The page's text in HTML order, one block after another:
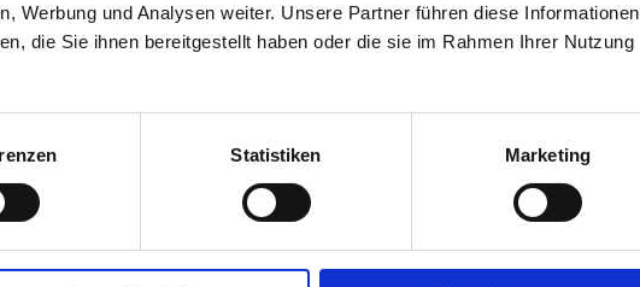
Werbung und Analysen weiter. Unsere Partner führen diese Informationen
die Sie ihnen bereitgestellt haben oder die sie im Rahmen Ihrer Nutzung
Statistiken Marketing
Das ist auf jeden Fall einen
in dem viele kleine Apfelbäume zum
verschiedenen Kletterstationen
er zu dieser Jahreszeit bereits
die Halbinsel zu gehen. Das sind